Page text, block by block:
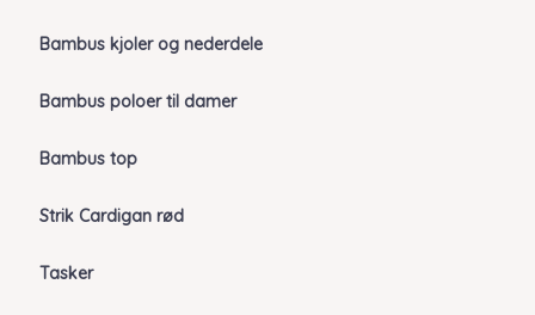
Bambus kjoler og nederdele
Bambus poloer til damer
Bambus top
Strik Cardigan rød
Tasker